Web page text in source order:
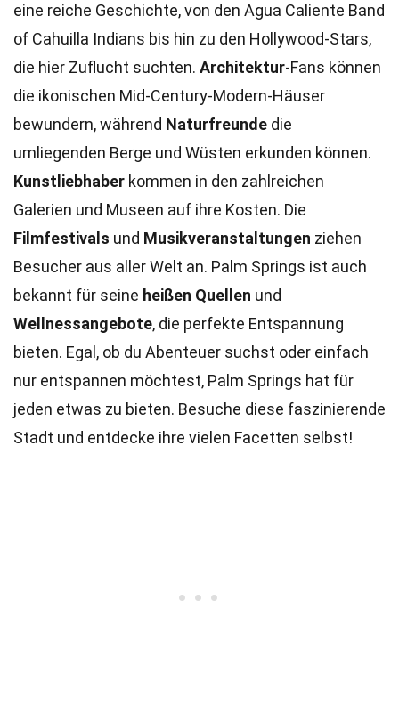
eine reiche Geschichte, von den Agua Caliente Band
of Cahuilla Indians bis hin zu den Hollywood-Stars,
die hier Zuflucht suchten. Architektur-Fans können
die ikonischen Mid-Century-Modern-Häuser
bewundern, während Naturfreunde die
umliegenden Berge und Wüsten erkunden können.
Kunstliebhaber kommen in den zahlreichen
Galerien und Museen auf ihre Kosten. Die
Filmfestivals und Musikveranstaltungen ziehen
Besucher aus aller Welt an. Palm Springs ist auch
bekannt für seine heißen Quellen und
Wellnessangebote, die perfekte Entspannung
bieten. Egal, ob du Abenteuer suchst oder einfach
nur entspannen möchtest, Palm Springs hat für
jeden etwas zu bieten. Besuche diese faszinierende
Stadt und entdecke ihre vielen Facetten selbst!